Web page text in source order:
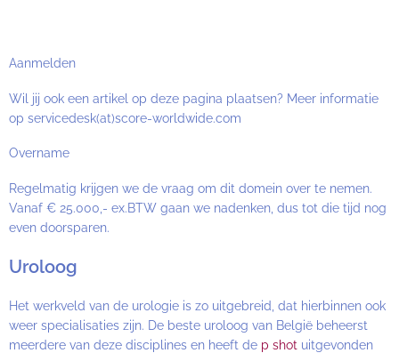
Aanmelden
Wil jij ook een artikel op deze pagina plaatsen? Meer informatie
op servicedesk(at)score-worldwide.com
Overname
Regelmatig krijgen we de vraag om dit domein over te nemen.
Vanaf € 25.000,- ex.BTW gaan we nadenken, dus tot die tijd nog
even doorsparen.
Uroloog
Het werkveld van de urologie is zo uitgebreid, dat hierbinnen ook
weer specialisaties zijn. De beste uroloog van België beheerst
meerdere van deze disciplines en heeft de p shot uitgevonden